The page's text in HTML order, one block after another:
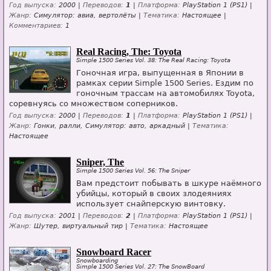
Год выпуска: 2000 | Переводов: 1 | Платформа: PlayStation 1 (PS1) |
Жанр: Симулятор: авиа, вертолёты | Тематика: Настоящее |
Комментариев: 1
Real Racing, The: Toyota
Simple 1500 Series Vol. 38: The Real Racing: Toyota
Гоночная игра, выпущенная в Японии в
рамках серии Simple 1500 Series. Ездим по
гоночным трассам на автомобилях Toyota,
соревнуясь со множеством соперников.
Год выпуска: 2000 | Переводов: 1 | Платформа: PlayStation 1 (PS1) |
Жанр: Гонки, ралли, Симулятор: авто, аркадный | Тематика:
Настоящее
Sniper, The
Simple 1500 Series Vol. 56: The Sniper
Вам предстоит побывать в шкуре наёмного
убийцы, который в своих злодеяниях
использует снайперскую винтовку.
Год выпуска: 2001 | Переводов: 2 Платформа: PlayStation 1 (PS1) |
Жанр: Шутер, виртуальный тир | Тематика: Настоящее
Snowboard Racer
Snowboarding
Simple 1500 Series Vol. 27: The SnowBoard